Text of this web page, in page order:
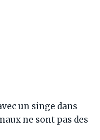
un singe dans
ne sont pas des